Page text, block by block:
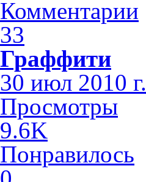
Комментарии
33
Граффити
30 июл 2010 г.
Просмотры
9.6K
Понравилось